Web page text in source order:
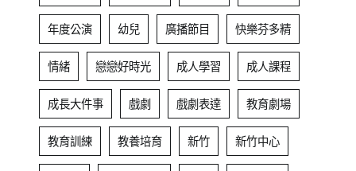
年度公演 幼兒 廣播節目 快樂芬多精
情緒 戀戀好時光 成人學習 成人課程
成長大件事 戲劇 戲劇表達 教育劇場
教育訓練 教養培育 新竹 新竹中心